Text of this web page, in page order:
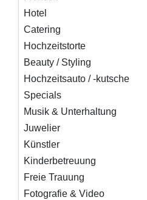
Hotel
Catering
Hochzeitstorte
Beauty / Styling
Hochzeitsauto / -kutsche
Specials
Musik & Unterhaltung
Juwelier
Künstler
Kinderbetreuung
Freie Trauung
Fotografie & Video